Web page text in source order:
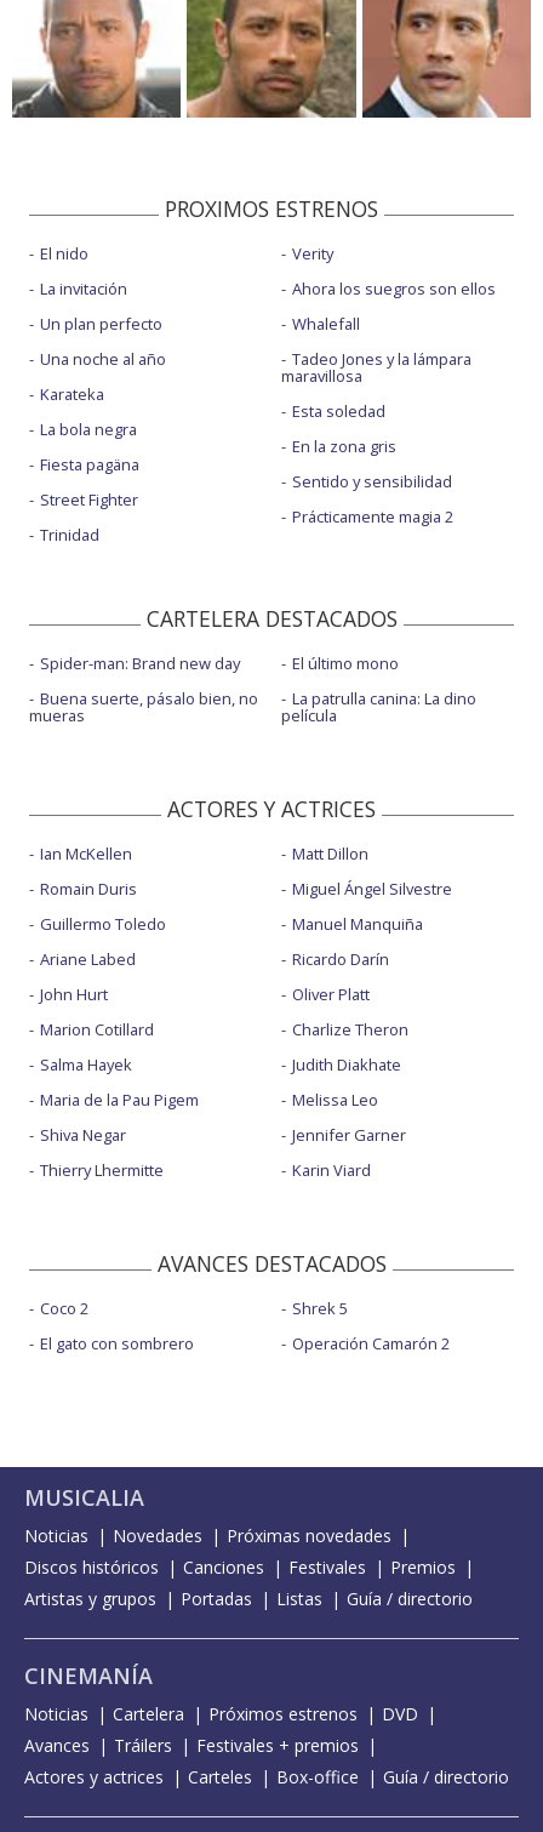
PROXIMOS ESTRENOS
El nido
La invitación
Un plan perfecto
Una noche al año
Karateka
La bola negra
Fiesta pagäna
Street Fighter
Trinidad
Verity
Ahora los suegros son ellos
Whalefall
Tadeo Jones y la lámpara
maravillosa
Esta soledad
En la zona gris
Sentido y sensibilidad
Prácticamente magia 2
CARTELERA DESTACADOS
Spider-man: Brand new day
Buena suerte, pásalo bien, no
mueras
El último mono
La patrulla canina: La dino
película
ACTORES Y ACTRICES
Ian McKellen
Romain Duris
Guillermo Toledo
Ariane Labed
John Hurt
Marion Cotillard
Salma Hayek
Maria de la Pau Pigem
Shiva Negar
Thierry Lhermitte
Matt Dillon
Miguel Ángel Silvestre
Manuel Manquiña
Ricardo Darín
Oliver Platt
Charlize Theron
Judith Diakhate
Melissa Leo
Jennifer Garner
Karin Viard
AVANCES DESTACADOS
Coco 2
El gato con sombrero
Shrek 5
Operación Camarón 2
MUSICALIA
Noticias Novedades
Próximas novedades
Discos históricos
Canciones Festivales
Premios
Artistas y grupos
Portadas Listas Guía / directorio
CINEMANÍA
Noticias Cartelera Próximos estrenos
DVD
Avances
Tráilers
Festivales + premios
Actores y actrices
Carteles Box-office Guía / directorio